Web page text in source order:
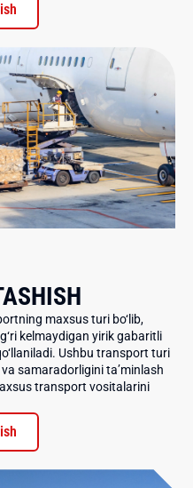
maxsus turi bo‘lib,
kelmaydigan yirik gabaritli
Ushbu transport turi
samaradorligini ta’minlash
transport vositalarini